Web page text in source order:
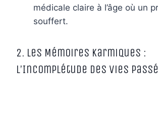
médicale claire à l’âge où un
souffert.
2. Les Mémoires Karmiques :
L’Incomplétude des Vies